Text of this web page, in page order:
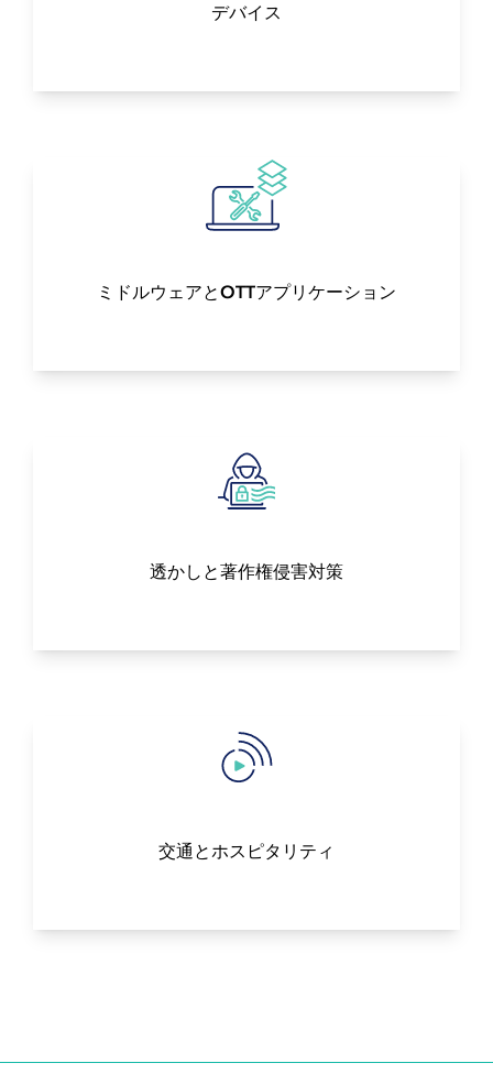
デバイス
ミドルウェアとOTTアプリケーション
透かしと著作権侵害対策
交通とホスピタリティ